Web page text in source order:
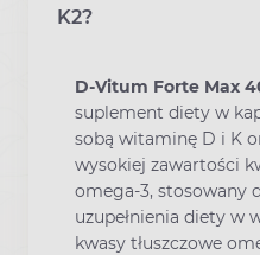
K2?
D-Vitum Forte Max
suplement diety w
sobą witaminę D i K
wysokiej zawartości
omega-3, stosowany
uzupełnienia diety w
kwasy tłuszczowe